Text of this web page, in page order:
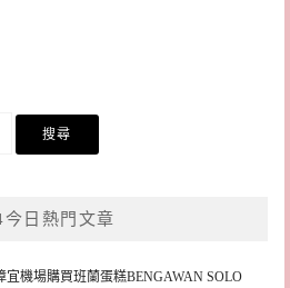
今日熱門文章
宜機場購買班蘭蛋糕BENGAWAN SOLO